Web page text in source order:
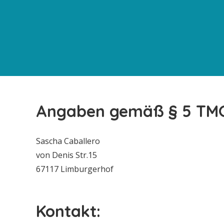
Angaben gemäß § 5
Sascha Caballero
von Denis Str.15
67117 Limburgerhof
Kontakt: